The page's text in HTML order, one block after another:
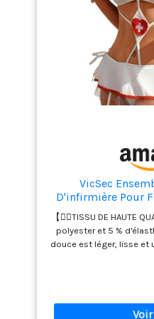
【🎀🎀POLYVALENT
Cet ensemble
parfait pour les lunes
soirées lingerie, les
est également parfait
Valentin, Halloween,
CONTENU DE
nuit sexy en dentelle
pas satisfait après
contacter. Nous vous
VicSec
D'infirmière Pour
Costume Cosplay
Mini-Robe Body
Creux Uniforme
Vêtements
【❤️‍🔥TISSU DE HAUTE
polyester et 5 %
douce est léger, lisse et
hautement élastiques,